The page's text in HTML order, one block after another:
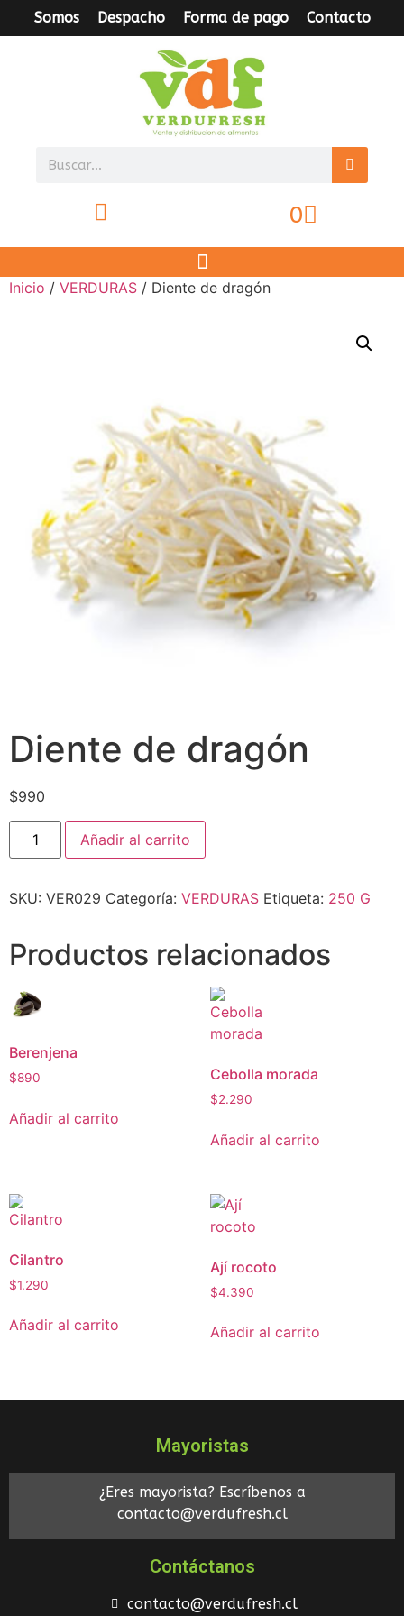
Somos Despacho Forma de pago Contacto
0
Inicio / VERDURAS / Diente de dragón
Diente de dragón
$990
Añadir al carrito
SKU: VER029 Categoría: VERDURAS Etiqueta: 250 G
Productos relacionados
Berenjena
$890
Añadir al carrito
Cebolla morada
$2.290
Añadir al carrito
Cilantro
$1.290
Añadir al carrito
Ají rocoto
$4.390
Añadir al carrito
Mayoristas
¿Eres mayorista? Escríbenos a
contacto@verdufresh.cl
Contáctanos
contacto@verdufresh.cl